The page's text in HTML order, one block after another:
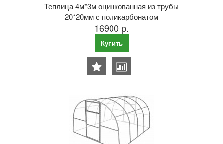
Теплица 4м*3м оцинкованная из трубы
20*20мм с поликарбонатом
16900 р.
Купить